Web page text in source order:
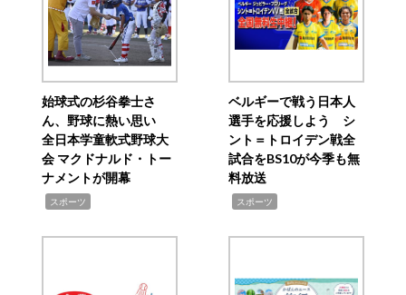
始球式の杉谷拳士さ
ん、野球に熱い思い
全日本学童軟式野球大
会 マクドナルド・トー
ナメントが開幕
スポーツ
ベルギーで戦う日本人
選手を応援しよう シ
ント＝トロイデン戦全
試合をBS10が今季も無
料放送
スポーツ